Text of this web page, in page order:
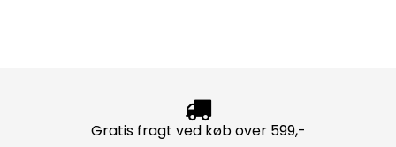
Gratis fragt ved køb over 599,-